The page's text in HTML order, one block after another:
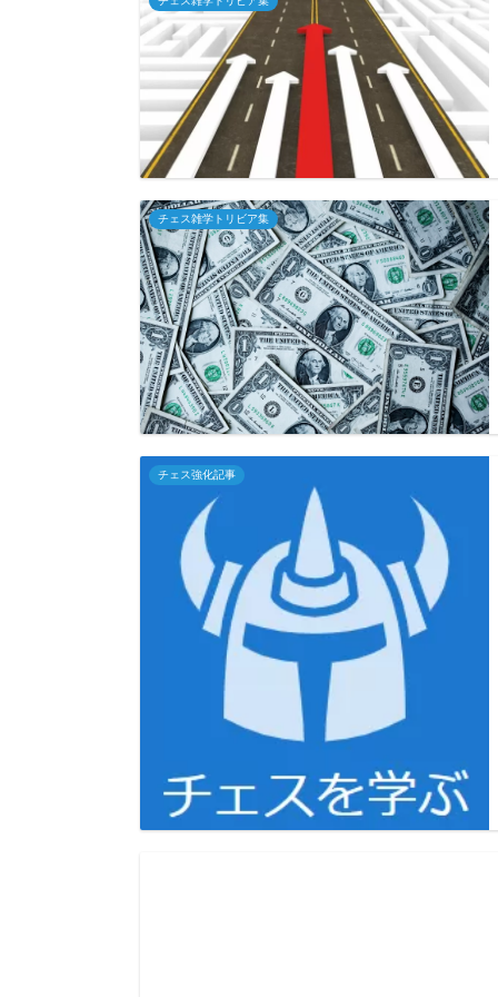
チェス雑学トリビア集
チェス強化記事